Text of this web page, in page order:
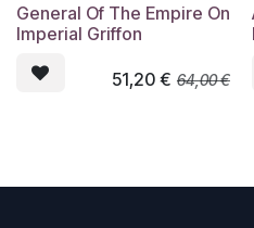
General Of The Empire On
Imperial Griffon
51,20€ 64,00€